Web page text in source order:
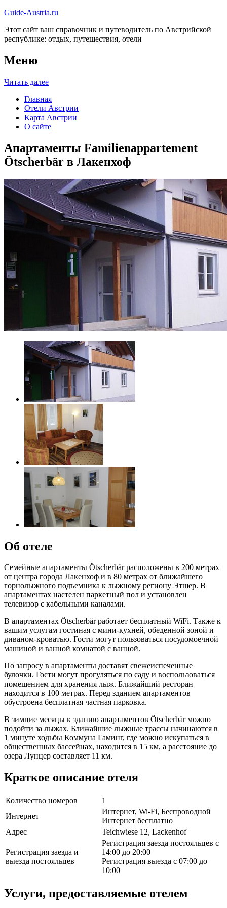
Guide-Austria.ru
Этот сайт ваш справочник и путеводитель по Австрийской
республике: отдых, путешествия, отели
Меню
Читать далее
Главная
Отели Австрии
Карта Австрии
О сайте
Апартаменты Familienappartement
Ötscherbär в Лакенхоф
Об отеле
Семейные апартаменты Ötscherbär расположены в 200 метрах
от центра города Лакенхоф и в 80 метрах от ближайшего
горнолыжного подъемника к лыжному региону Этшер. В
апартаментах настелен паркетный пол и установлен
телевизор с кабельными каналами.
В апартаментах Ötscherbär работает бесплатный WiFi. Также к
вашим услугам гостиная с мини-кухней, обеденной зоной и
диваном-кроватью. Гости могут пользоваться посудомоечной
машиной и ванной комнатой с ванной.
По запросу в апартаменты доставят свежеиспеченные
булочки. Гости могут прогуляться по саду и воспользоваться
помещением для хранения лыж. Ближайший ресторан
находится в 100 метрах. Перед зданием апартаментов
обустроена бесплатная частная парковка.
В зимние месяцы к зданию апартаментов Ötscherbär можно
подойти за лыжах. Ближайшие лыжные трассы начинаются в
1 минуте ходьбы Коммуна Гаминг, где можно искупаться в
общественных бассейнах, находится в 15 км, а расстояние до
озера Лунцер составляет 11 км.
Краткое описание отеля
Количество номеров
1
Интернет
Интернет, Wi-Fi, Беспроводной
Интернет бесплатно
Адрес
Teichwiese 12, Lackenhof
Регистрация заезда и
выезда постояльцев
Регистрация заезда постояльцев с
14:00 до 20:00
Регистрация выезда с 07:00 до
10:00
Услуги, предоставляемые отелем